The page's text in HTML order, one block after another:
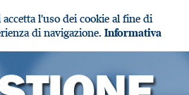
l'uso dei cookie al fine di
di navigazione. Informativa